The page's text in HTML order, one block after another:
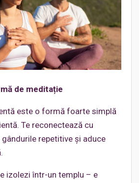
de meditație
este o formă foarte simplă
Te reconectează cu
repetitive și aduce
izolezi într-un templu – e